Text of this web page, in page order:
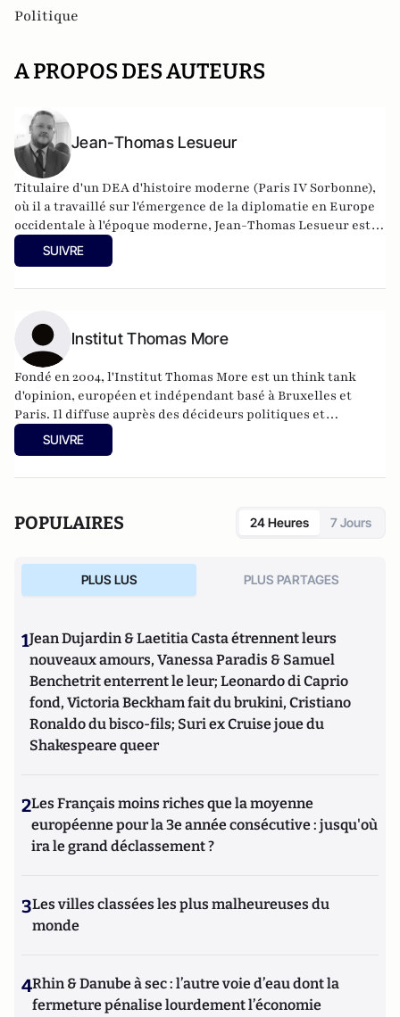
Politique
A PROPOS DES AUTEURS
Jean-Thomas Lesueur
Titulaire d'un DEA d'histoire moderne (Paris IV Sorbonne),
où il a travaillé sur l'émergence de la diplomatie en Europe
occidentale à l'époque moderne, Jean-Thomas Lesueur est
délégué général de
SUIVRE
Institut Thomas More
Fondé en 2004, l'Institut Thomas More est un think tank
d'opinion, européen et indépendant basé à Bruxelles et
Paris. Il diffuse auprès des décideurs politiques et
économiques et des médias internationaux des notes, des
rapports, des recommandations et des études réalisés par
SUIVRE
POPULAIRES 24 Heures 7 Jours
PLUS LUS PLUS PARTAGES
1Jean Dujardin & Laetitia Casta étrennent leurs
nouveaux amours, Vanessa Paradis & Samuel
Benchetrit enterrent le leur; Leonardo di Caprio
fond, Victoria Beckham fait du brukini, Cristiano
Ronaldo du bisco-fils; Suri ex Cruise joue du
Shakespeare queer
2Les Français moins riches que la moyenne
européenne pour la 3e année consécutive : jusqu'où
ira le grand déclassement ?
3Les villes classées les plus malheureuses du
monde
4Rhin & Danube à sec : l’autre voie d’eau dont la
fermeture pénalise lourdement l’économie